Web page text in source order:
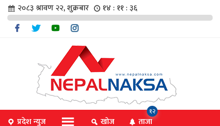
२०८३ श्रावण २२, शुक्रबार १४ : ११ : ३६
प्रदेश न्युज खोज ताजा
१२